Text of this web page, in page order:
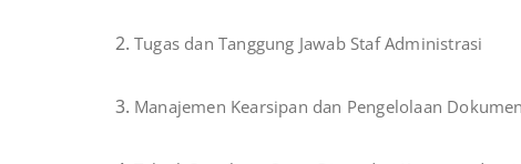
Tugas dan Tanggung Jawab Staf Administrasi
Manajemen Kearsipan dan Pengelolaan Dokumen